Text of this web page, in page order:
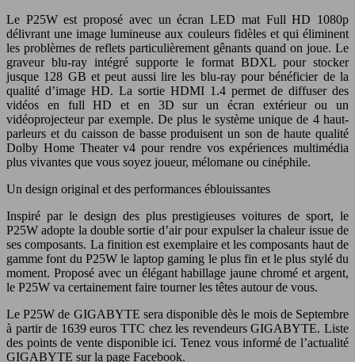
Le P25W est proposé avec un écran LED mat Full HD 1080p
délivrant une image lumineuse aux couleurs fidèles et qui éliminent
les problèmes de reflets particulièrement gênants quand on joue. Le
graveur blu-ray intégré supporte le format BDXL pour stocker
jusque 128 GB et peut aussi lire les blu-ray pour bénéficier de la
qualité d’image HD. La sortie HDMI 1.4 permet de diffuser des
vidéos en full HD et en 3D sur un écran extérieur ou un
vidéoprojecteur par exemple. De plus le système unique de 4 haut-
parleurs et du caisson de basse produisent un son de haute qualité
Dolby Home Theater v4 pour rendre vos expériences multimédia
plus vivantes que vous soyez joueur, mélomane ou cinéphile.
Un design original et des performances éblouissantes
Inspiré par le design des plus prestigieuses voitures de sport, le
P25W adopte la double sortie d’air pour expulser la chaleur issue de
ses composants. La finition est exemplaire et les composants haut de
gamme font du P25W le laptop gaming le plus fin et le plus stylé du
moment. Proposé avec un élégant habillage jaune chromé et argent,
le P25W va certainement faire tourner les têtes autour de vous.
Le P25W de GIGABYTE sera disponible dès le mois de Septembre
à partir de 1639 euros TTC chez les revendeurs GIGABYTE. Liste
des points de vente disponible ici. Tenez vous informé de l’actualité
GIGABYTE sur la page Facebook.